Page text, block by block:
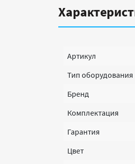
Артикул
Тип оборудования
Бренд
Комплектация
Гарантия
Цвет